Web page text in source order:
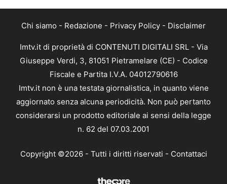
Chi siamo - Redazione - Privacy Policy - Disclaimer
Imtv.it di proprietà di CONTENUTI DIGITALI SRL - Via
Giuseppe Verdi, 3, 81051 Pietramelare (CE) - Codice
Fiscale e Partita I.V.A. 04012790616
Imtv.it non è una testata giornalistica, in quanto viene
aggiornato senza alcuna periodicità. Non può pertanto
considerarsi un prodotto editoriale ai sensi della legge
n. 62 del 07.03.2001
Copyright ©2026 - Tutti i diritti riservati - Contattaci